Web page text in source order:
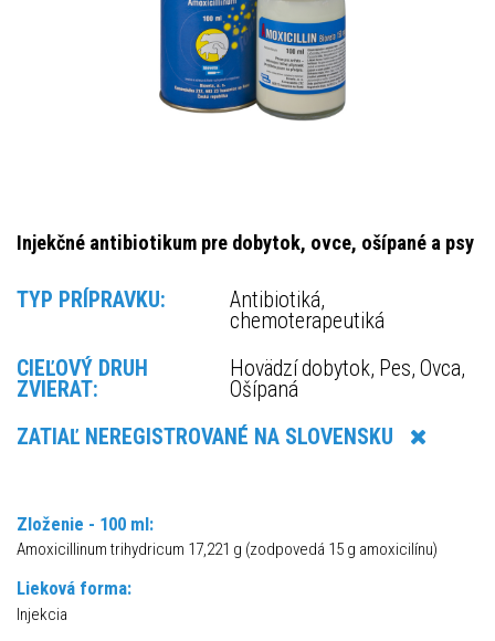
Injekčné antibiotikum pre dobytok, ovce, ošípané a psy
TYP PRÍPRAVKU:
Antibiotiká,
chemoterapeutiká
CIEĽOVÝ DRUH
ZVIERAT:
Hovädzí dobytok, Pes, Ovca,
Ošípaná
ZATIAĽ NEREGISTROVANÉ NA SLOVENSKU
Zloženie - 100 ml:
Amoxicillinum trihydricum 17,221 g (zodpovedá 15 g amoxicilínu)
Lieková forma:
Injekcia